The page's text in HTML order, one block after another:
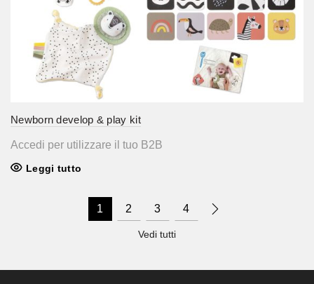
Newborn develop & play kit
Accedi per utilizzare il tuo B2B
Leggi tutto
1 2 3 4
Vedi tutti